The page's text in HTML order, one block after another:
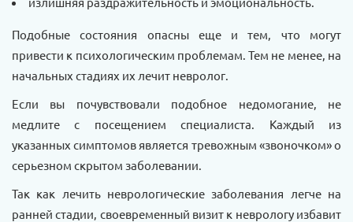
Подобные состояния опасны еще и тем, что могут
привести к психологическим проблемам. Тем не менее, на
начальных стадиях их лечит невролог.
Если вы почувствовали подобное недомогание, не
медлите с посещением специалиста. Каждый из
указанных симптомов является тревожным «звоночком» о
серьезном скрытом заболевании.
Так как лечить неврологические заболевания легче на
ранней стадии, своевременный визит к неврологу избавит